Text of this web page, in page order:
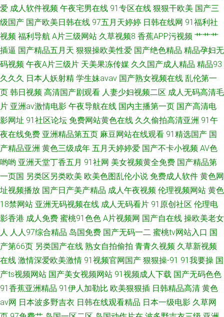
爱 成人软件视频 午夜宅男在线 91专区在线 狠狠干欧美 国产三
级国产 国产欧美日韩在线 97五月天婷婷 日韩在线网 91福利社
视频 福利导航 A片三级网站 久草视频8 香蕉APP污视频 艹艹艹
插逼 国产精品五月天 狠狠操欧美性爱 国产绝色精品 精品孕妇无
码视频 午夜A片三级片 天美果冻传媒 久久国产成人精品 精品93
久久久 日本人妖射精 学生妹avav 国产熟女视频在线 乱伦第一
页 韩日视频 高清国产剧观看 人妻少妇视频二区 成人无码高清毛
片 亚洲av激情电影 午夜导航在线 国内主播第一页 国产高清电
影网址 91社区论坛 免费网站黄色在线 久久偷拍高清亚洲 91午
夜在线免费 亚洲精品第五页 麻豆网站在线观看 91精选国产 国
产精品亚洲 黄色三级成年 五月天婷婷爱 国产不卡小视频 AV色
哟哟 亚洲天堂丁香五月 91社网 美女视频黄全免费 国产精品第
一页国 另类区另类欧美 欧美色图乱伦小说 免费成人软件 黄色网
址视频播放 国产日产美产精品 成人午夜视频 伦理视频网站 黄色
18禁网站 亚洲无码视频在线 成人无码看片 91原创社区 伦理电
影香港 成人免费 蜜桃91色色 A片视频网 国产自在线 操欧美老女
人 人人97综合精品 岛国免费 国产无码一二 蜜桃tv网站入口 国
产第66页 另类国产在线 熟女自拍偷拍 青青久视频 久草新视频
在线 激情深爱欧美激情 91视频官网国产 狠狠操-91 91我要操 国
产ts视频网站 国产美女视频网站 91视频成人下载 国产无码色色
91香蕉亚洲精品 91伊人加勒比 欧美狠狠插 日韩精品高清 黄色
av网 日本波多野吉衣 日韩在线观看精品 日本一级电影 久草网